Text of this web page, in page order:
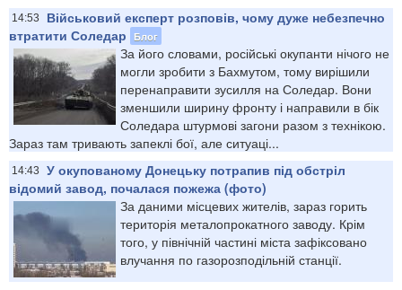
14:53
Військовий експерт розповів, чому дуже небезпечно
втратити Соледар
Блог
За його словами, російські окупанти нічого не
могли зробити з Бахмутом, тому вирішили
перенаправити зусилля на Соледар. Вони
зменшили ширину фронту і направили в бік
Соледара штурмові загони разом з технікою.
Зараз там тривають запеклі бої, але ситуаці...
14:43
У окупованому Донецьку потрапив під обстріл
відомий завод, почалася пожежа (фото)
За даними місцевих жителів, зараз горить
територія металопрокатного заводу. Крім
того, у північній частині міста зафіксовано
влучання по газорозподільній станції.